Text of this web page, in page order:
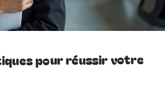
pour réussir votre